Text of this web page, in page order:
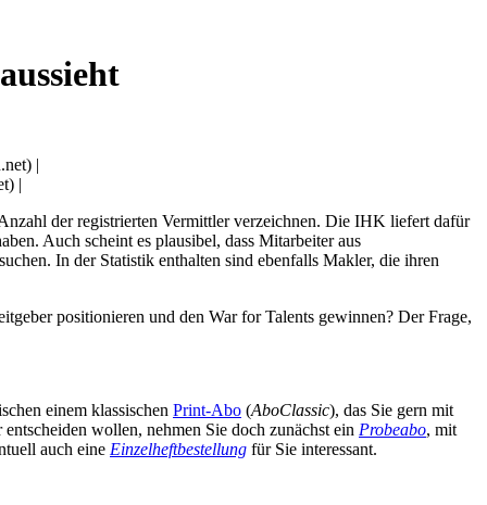
|
|
der registrierten Vermittler verzeichnen. Die IHK liefert dafür
Auch scheint es plausibel, dass Mitarbeiter aus
In der Statistik enthalten sind ebenfalls Makler, die ihren
positionieren und den War for Talents gewinnen? Der Frage,
einem klassischen Print-Abo (AboClassic), das Sie gern mit
entscheiden wollen, nehmen Sie doch zunächst ein Probeabo, mit
auch eine Einzelheftbestellung für Sie interessant.